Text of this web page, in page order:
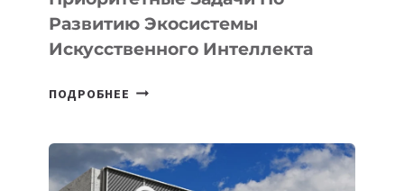
Развитию Экосистемы
Искусственного Интеллекта
ПОДРОБНЕЕ В
ПРИОРИТЕТНЫЕ
ЗАДАЧИ